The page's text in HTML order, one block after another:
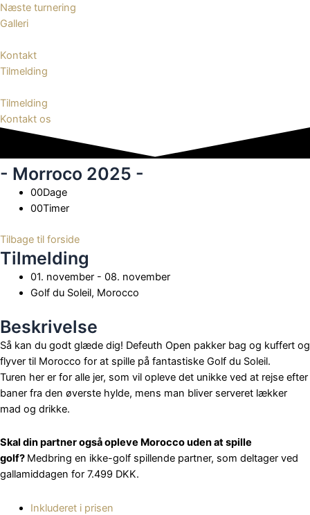
Næste turnering
Galleri
Kontakt
Tilmelding
Tilmelding
Kontakt os
- Morroco 2025 -
00Dage
00Timer
Tilbage til forside
Tilmelding
01. november - 08. november
Golf du Soleil, Morocco
Beskrivelse
Så kan du godt glæde dig! Defeuth Open pakker bag og kuffert og
flyver til Morocco for at spille på fantastiske Golf du Soleil.
Turen her er for alle jer, som vil opleve det unikke ved at rejse efter
baner fra den øverste hylde, mens man bliver serveret lækker
mad og drikke.
Skal din partner også opleve Morocco uden at spille
golf? Medbring en ikke-golf spillende partner, som deltager ved
gallamiddagen for 7.499 DKK.
Inkluderet i prisen